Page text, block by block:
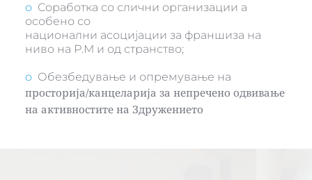
o Соработка со слични организации а
особено со
национални асоцијации за франшиза на
ниво на Р.М и од странство;
o Обезбедување и опремување на
просторија/канцеларија за непречено одвивање
на активностите на Здружението